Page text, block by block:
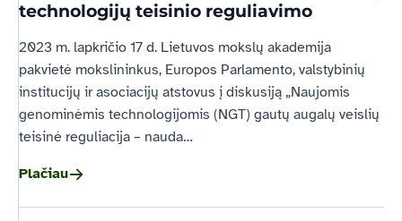
technologijų teisinio reguliavimo
2023 m. lapkričio 17 d. Lietuvos mokslų akademija
pakvietė mokslininkus, Europos Parlamento, valstybinių
institucijų ir asociacijų atstovus į diskusiją „Naujomis
genominėmis technologijomis (NGT) gautų augalų veislių
teisinė reguliacija – nauda…
Plačiau